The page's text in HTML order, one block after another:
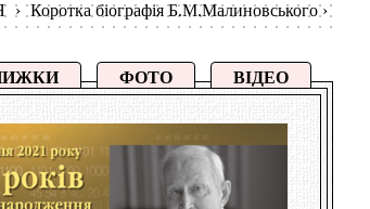
› Коротка біографія Б.М.Малиновського ›
ФОТО ВІДЕО